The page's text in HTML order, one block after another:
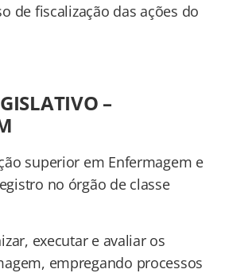
de fiscalização das ações do
–
superior em Enfermagem e
no órgão de classe
executar e avaliar os
empregando processos